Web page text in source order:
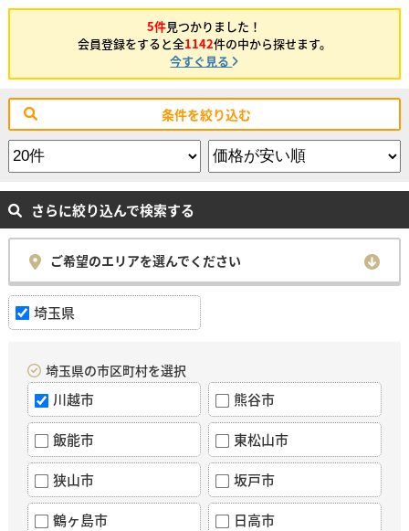
5件見つかりました！
会員登録をすると全1142件の中から探せます。
今すぐ見る
条件を絞り込む
さらに絞り込んで検索する
ご希望のエリアを選んでください
埼玉県
埼玉県の市区町村を選択
川越市 熊谷市
飯能市 東松山市
狭山市 坂戸市
鶴ヶ島市 日高市